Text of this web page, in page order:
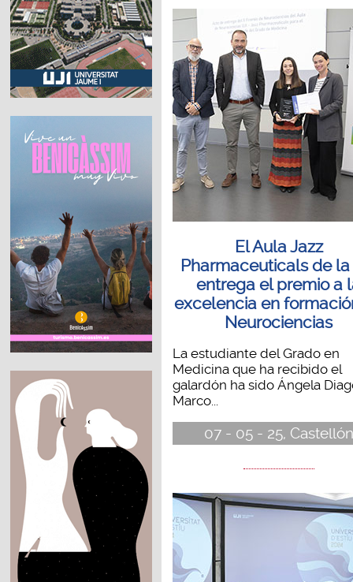
El Aula Jazz
Pharmaceuticals de la
entrega el premio a
excelencia en
Neurociencias
La estudiante del Grado en
Medicina que ha recibido el
galardón ha sido Ángela
Marco...
07 - 05 - 25, Castellón